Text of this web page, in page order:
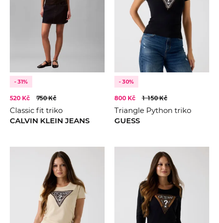
- 31%
520 Kč 750 Kč
Classic fit triko
CALVIN KLEIN JEANS
- 30%
800 Kč 1 150 Kč
Triangle Python triko
GUESS